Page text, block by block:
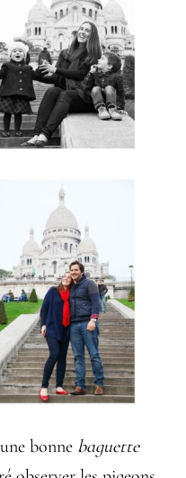
bonne baguette